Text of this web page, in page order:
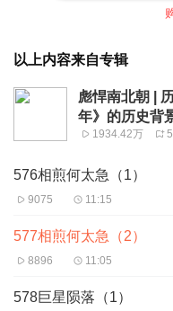
以上内容来自专辑
彪悍南北朝 |
年》的历史背
1934.42万
576相煎何太急（1）
9075 11:15
577相煎何太急（2）
8896 11:05
578巨星陨落（1）